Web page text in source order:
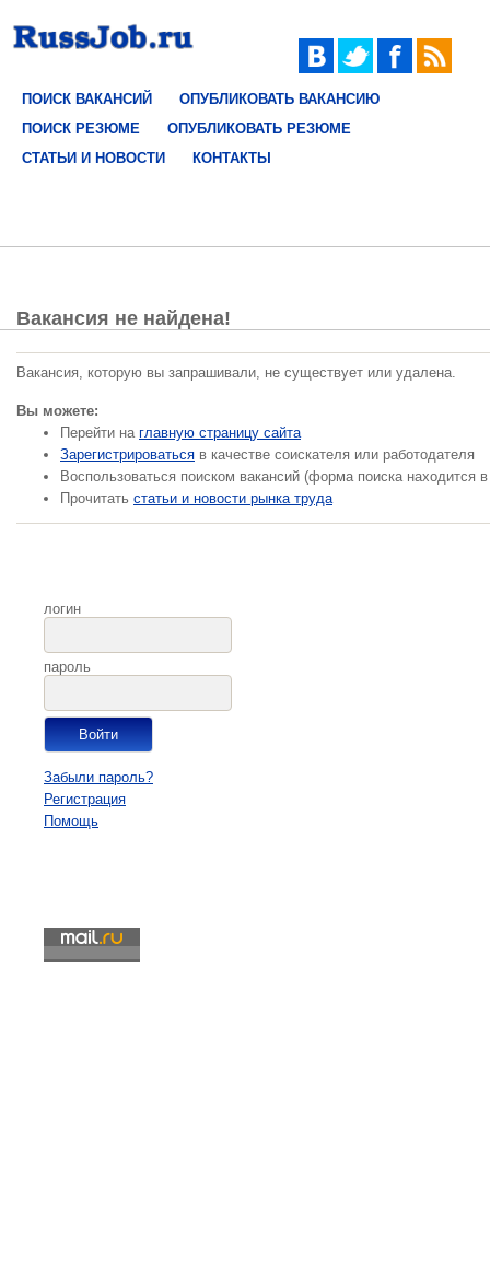
ПОИСК ВАКАНСИЙ
ОПУБЛИКОВАТЬ ВАКАНСИЮ
ПОИСК РЕЗЮМЕ
ОПУБЛИКОВАТЬ РЕЗЮМЕ
СТАТЬИ И НОВОСТИ
КОНТАКТЫ
Вакансия не найдена!
Вакансия, которую вы запрашивали, не существует или удалена.
Вы можете:
Перейти на главную страницу сайта
Зарегистрироваться в качестве соискателя или работодателя
Воспользоваться поиском вакансий (форма поиска находится
Прочитать статьи и новости рынка труда
логин
пароль
Забыли пароль?
Регистрация
Помощь